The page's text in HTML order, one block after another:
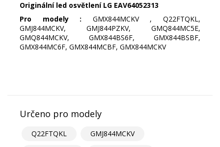
Originální led osvětlení LG EAV64052313
Pro modely : GMX844MCKV , Q22FTQKL,
GMJ844MCKV, GMJ844PZKV, GMQ844MC5E,
GMQ844MCKV, GMX844BS6F, GMX844BSBF,
GMX844MC6F, GMX844MCBF, GMX844MCKV
Určeno pro modely
Q22FTQKL
GMJ844MCKV